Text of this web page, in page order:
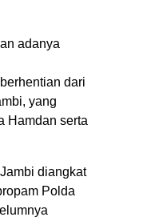
adanya
dari
yang
Hamdan serta
diangkat
Polda